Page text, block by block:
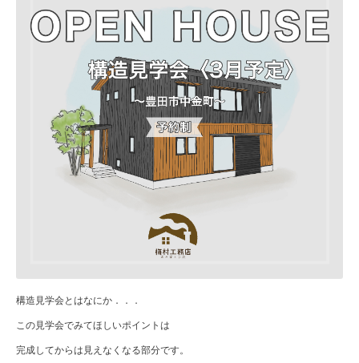
構造見学会とはなにか．．．
この見学会でみてほしいポイントは
完成してからは見えなくなる部分です。